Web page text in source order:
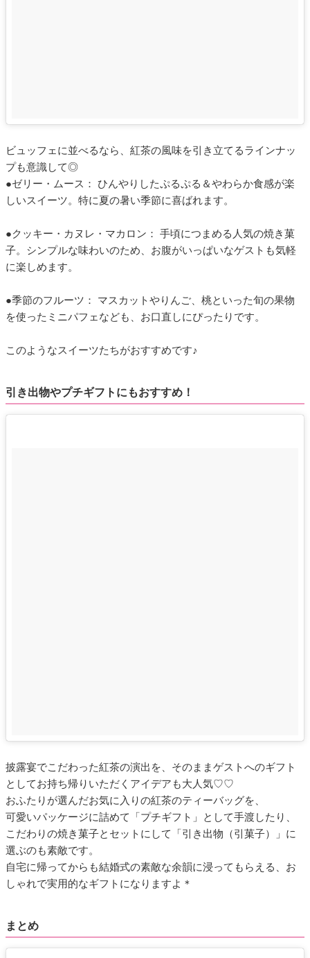
ビュッフェに並べるなら、紅茶の風味を引き立てるラインナッ
プも意識して◎
●ゼリー・ムース： ひんやりしたぷるぷる＆やわらか食感が楽
しいスイーツ。特に夏の暑い季節に喜ばれます。
●クッキー・カヌレ・マカロン： 手頃につまめる人気の焼き菓
子。シンプルな味わいのため、お腹がいっぱいなゲストも気軽
に楽しめます。
●季節のフルーツ： マスカットやりんご、桃といった旬の果物
を使ったミニパフェなども、お口直しにぴったりです。
このようなスイーツたちがおすすめです♪
引き出物やプチギフトにもおすすめ！
披露宴でこだわった紅茶の演出を、そのままゲストへのギフト
としてお持ち帰りいただくアイデアも大人気♡♡
おふたりが選んだお気に入りの紅茶のティーバッグを、
可愛いパッケージに詰めて「プチギフト」として手渡したり、
こだわりの焼き菓子とセットにして「引き出物（引菓子）」に
選ぶのも素敵です。
自宅に帰ってからも結婚式の素敵な余韻に浸ってもらえる、お
しゃれで実用的なギフトになりますよ＊
まとめ